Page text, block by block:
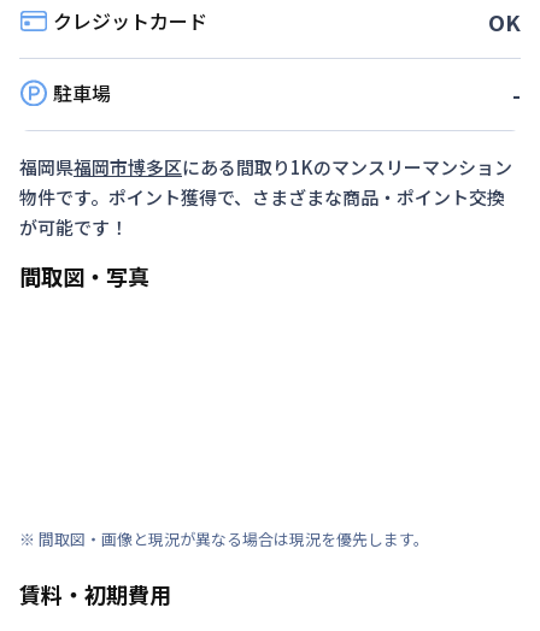
クレジットカード OK
駐車場 -
福岡県福岡市博多区にある間取り1Kのマンスリーマンション
物件です。ポイント獲得で、さまざまな商品・ポイント交換
が可能です！
間取図・写真
※ 間取図・画像と現況が異なる場合は現況を優先します。
賃料・初期費用